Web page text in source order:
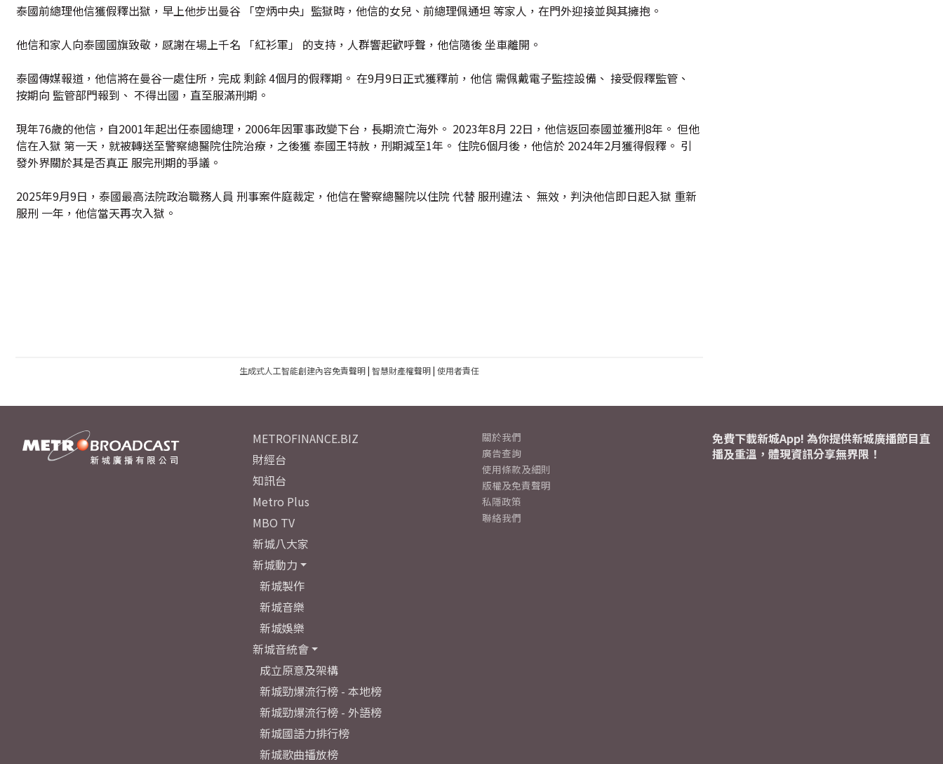
泰國前總理他信獲假釋出獄，早上他步出曼谷 「空炳中央」監獄時，他信的女兒、前總理佩通坦 等家人，在門外迎接並與其擁抱。
他信和家人向泰國國旗致敬，感謝在場上千名 「紅衫軍」 的支持，人群響起歡呼聲，他信隨後 坐車離開。
泰國傳媒報道，他信將在曼谷一處住所，完成 剩餘 4個月的假釋期。 在9月9日正式獲釋前，他信 需佩戴電子監控設備、 接受假釋監管、
按期向 監管部門報到、 不得出國，直至服滿刑期。
現年76歲的他信，自2001年起出任泰國總理，2006年因軍事政變下台，長期流亡海外。 2023年8月 22日，他信返回泰國並獲刑8年。 但他
信在入獄 第一天，就被轉送至警察總醫院住院治療，之後獲 泰國王特赦，刑期減至1年。 住院6個月後，他信於 2024年2月獲得假釋。 引
發外界關於其是否真正 服完刑期的爭議。
2025年9月9日，泰國最高法院政治職務人員 刑事案件庭裁定，他信在警察總醫院以住院 代替 服刑違法、 無效，判決他信即日起入獄 重新
服刑 一年，他信當天再次入獄。
生成式人工智能創建內容免責聲明| 智慧財產權聲明| 使用者責任
METROFINANCE.BIZ
財經台
知訊台
Metro Plus
MBO TV
新城八大家
新城動力
新城製作
新城音樂
新城娛樂
新城音統會
成立原意及架構
新城勁爆流行榜 - 本地榜
新城勁爆流行榜 - 外語榜
新城國語力排行榜
新城歌曲播放榜
關於我們
廣告查詢
使用條款及細則
版權及免責聲明
私隱政策
聯絡我們
免費下載新城App! 為你提供新城廣播節目直
播及重溫，體現資訊分享無界限！